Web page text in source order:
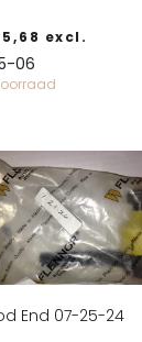
excl.
06
End 07-25-24